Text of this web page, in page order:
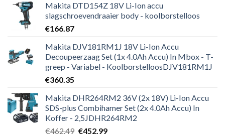
Makita DTD154Z 18V Li-Ion accu
slagschroevendraaier body - koolborstelloos
€166.87
Makita DJV181RM1J 18V Li-Ion Accu
Decoupeerzaag Set (1x 4.0Ah Accu) In Mbox - T-
greep - Variabel - KoolborstelloosDJV181RM1J
€360.35
Makita DHR264RM2 36V (2x 18V) Li-Ion Accu
SDS-plus Combihamer Set (2x 4.0Ah Accu) In
Koffer - 2,5JDHR264RM2
€462.49 Oorspronkelijke
€452.99Huidige